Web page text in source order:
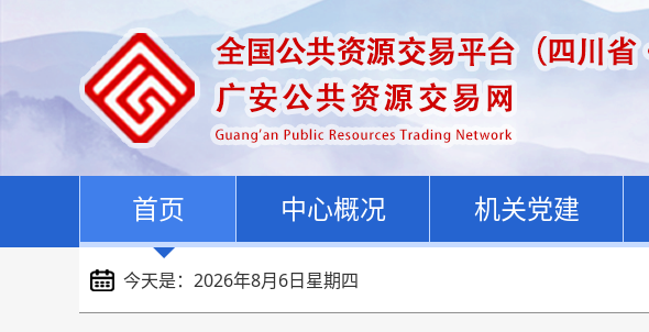
首页 中心概况 机关党建
今天是： 2026年8月6日星期四